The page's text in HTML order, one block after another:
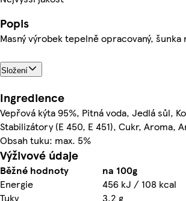
Popis
Masný výrobek tepelně opracovaný, šunka
Složení
Ingredience
Vepřová kýta 95%, Pitná voda, Jedlá sůl,
Stabilizátory (E 450, E 451), Cukr, Aroma,
Obsah tuku: max. 5%
Výživové údaje
Běžné hodnoty na 100g
Energie
456 kJ / 108 kcal
Tuky
3,2 g